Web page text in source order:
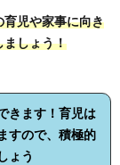
児や家事に向き
ましょう！
きます！育児は
すので、積極的
ょう